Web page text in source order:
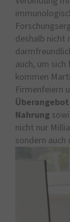
deshalb nicht
auch, um sich
kommen
Firmenfeiern
Überangebot
Nahrung
nicht nur
sondern auch